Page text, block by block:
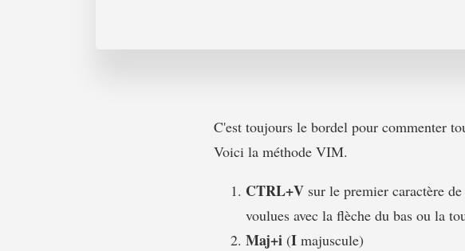
C'est toujours le bordel pour commenter
Voici la méthode VIM.
CTRL+V sur le premier caractère
voulues avec la flèche du bas ou la
Maj+i (I majuscule)